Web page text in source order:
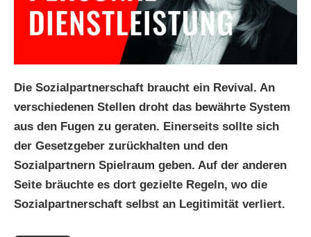
Die Sozialpartnerschaft braucht ein Revival. An
verschiedenen Stellen droht das bewährte System
aus den Fugen zu geraten. Einerseits sollte sich
der Gesetzgeber zurückhalten und den
Sozialpartnern Spielraum geben. Auf der anderen
Seite bräuchte es dort gezielte Regeln, wo die
Sozialpartnerschaft selbst an Legitimität verliert.